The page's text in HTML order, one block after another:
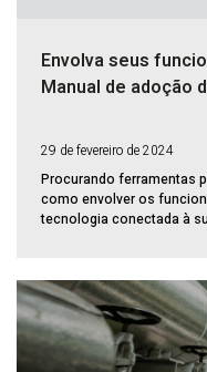
Envolva seus
Manual de adoção
29 de fevereiro de 2024
Procurando ferramentas
como envolver os
tecnologia conectada à